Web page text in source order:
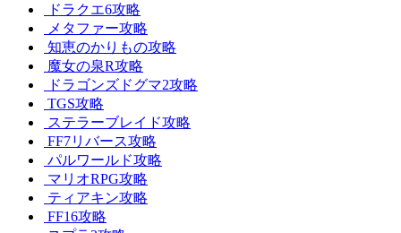
ドラクエ6攻略
メタファー攻略
知恵のかりもの攻略
魔女の泉R攻略
ドラゴンズドグマ2攻略
TGS攻略
ステラーブレイド攻略
FF7リバース攻略
パルワールド攻略
マリオRPG攻略
ティアキン攻略
FF16攻略